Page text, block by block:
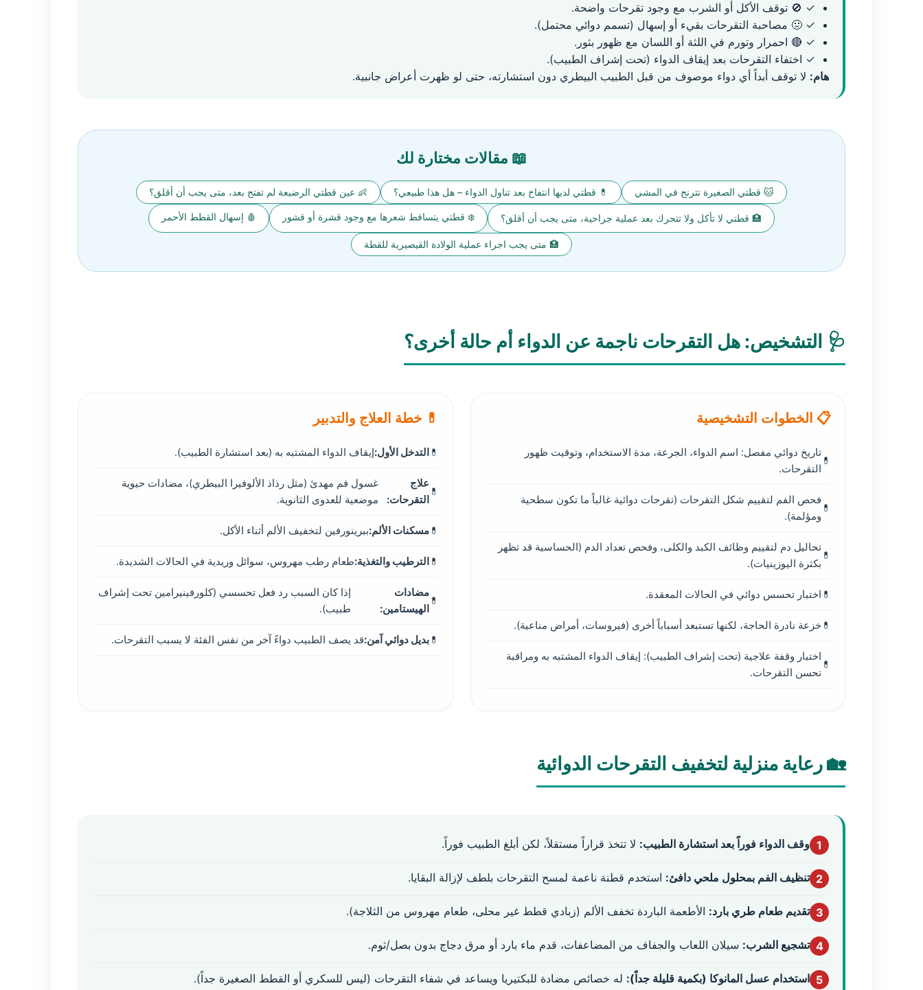
✓ 🚫 توقف الأكل أو الشرب مع وجود تقرحات واضحة.
✓ 🤢 مصاحبة التقرحات بقيء أو إسهال (تسمم دوائي محتمل).
✓ 🔴 احمرار وتورم في اللثة أو اللسان مع ظهور بثور.
✓ اختفاء التقرحات بعد إيقاف الدواء (تحت إشراف الطبيب).
هام: لا توقف أبداً أي دواء موصوف من قبل الطبيب البيطري دون استشارته، حتى لو ظهرت أعراض جانبية.
📖 مقالات مختارة لك
🐱 قطتي الصغيرة تترنح في المشي 💊 قطتي لديها انتفاخ بعد تناول الدواء – هل هذا طبيعي؟ 👶 عين قطتي الرضيعة لم تفتح بعد، متى يجب أن أقلق؟
🏥 قطتي لا تأكل ولا تتحرك بعد عملية جراحية، متى يجب أن أقلق؟ ❄️ قطتي يتساقط شعرها مع وجود قشرة أو قشور 🩸 إسهال القطط الأحمر
🏥 متى يجب اجراء عملية الولادة القيصيرية للقطة
🩺 التشخيص: هل التقرحات ناجمة عن الدواء أم حالة أخرى؟
📋 الخطوات التشخيصية
تاريخ دوائي مفصل: اسم الدواء، الجرعة، مدة الاستخدام، وتوقيت ظهور
التقرحات.
فحص الفم لتقييم شكل التقرحات (تقرحات دوائية غالباً ما تكون سطحية
ومؤلمة).
تحاليل دم لتقييم وظائف الكبد والكلى، وفحص تعداد الدم (الحساسية قد تظهر
بكثرة اليوزينيات).
اختبار تحسس دوائي في الحالات المعقدة.
خزعة نادرة الحاجة، لكنها تستبعد أسباباً أخرى (فيروسات، أمراض مناعية).
اختبار وقفة علاجية (تحت إشراف الطبيب): إيقاف الدواء المشتبه به ومراقبة
تحسن التقرحات.
💊 خطة العلاج والتدبير
التدخل الأول:إيقاف الدواء المشتبه به (بعد استشارة الطبيب).
علاج
التقرحات:
غسول فم مهدئ (مثل رذاذ الألوفيرا البيطري)، مضادات حيوية
موضعية للعدوى الثانوية.
مسكنات الألم:ببرينورفين لتخفيف الألم أثناء الأكل.
الترطيب والتغذية:طعام رطب مهروس، سوائل وريدية في الحالات الشديدة.
مضادات
الهيستامين:
إذا كان السبب رد فعل تحسسي (كلورفينيرامين تحت إشراف
طبيب).
بديل دوائي آمن:قد يصف الطبيب دواءً آخر من نفس الفئة لا يسبب التقرحات.
🏡 رعاية منزلية لتخفيف التقرحات الدوائية
1 وقف الدواء فوراً بعد استشارة الطبيب: لا تتخذ قراراً مستقلاً، لكن أبلغ الطبيب فوراً.
2 تنظيف الفم بمحلول ملحي دافئ: استخدم قطنة ناعمة لمسح التقرحات بلطف لإزالة البقايا.
3 تقديم طعام طري بارد: الأطعمة الباردة تخفف الألم (زبادي قطط غير محلى، طعام مهروس من الثلاجة).
4 تشجيع الشرب: سيلان اللعاب والجفاف من المضاعفات، قدم ماء بارد أو مرق دجاج بدون بصل/ثوم.
5 استخدام عسل المانوكا (بكمية قليلة جداً): له خصائص مضادة للبكتيريا ويساعد في شفاء التقرحات (ليس للسكري أو القطط الصغيرة جداً).